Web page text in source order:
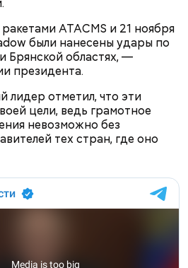
ATACMS и 21 ноября
были нанесены удары по
Брянской областях, —
президента.
лидер отметил, что эти
цели, ведь грамотное
невозможно без
тех стран, где оно
Цурковой не было
не показали на
Рабиа».
Ее основная задача
из направлений ислама).